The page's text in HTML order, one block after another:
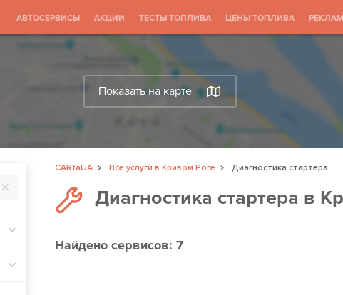
АВТОСЕРВИСЫ АКЦИИ ТЕСТЫ ТОПЛИВА ЦЕНЫ ТОПЛИВА
Показать на карте
CARtaUA Все услуги в Кривом Роге
Диагностика стартера
Диагностика стартера в
Найденосервисов: 7